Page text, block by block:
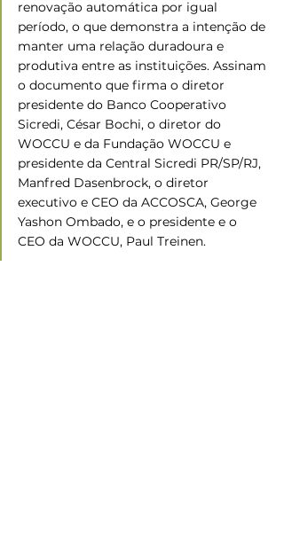
renovação automática por igual
período, o que demonstra a intenção de
manter uma relação duradoura e
produtiva entre as instituições. Assinam
o documento que firma o diretor
presidente do Banco Cooperativo
Sicredi, César Bochi, o diretor do
WOCCU e da Fundação WOCCU e
presidente da Central Sicredi PR/SP/RJ,
Manfred Dasenbrock, o diretor
executivo e CEO da ACCOSCA, George
Yashon Ombado, e o presidente e o
CEO da WOCCU, Paul Treinen.